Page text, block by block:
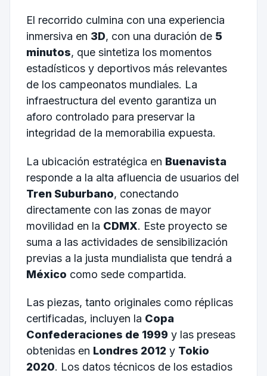
El recorrido culmina con una experiencia
inmersiva en 3D, con una duración de 5
minutos, que sintetiza los momentos
estadísticos y deportivos más relevantes
de los campeonatos mundiales. La
infraestructura del evento garantiza un
aforo controlado para preservar la
integridad de la memorabilia expuesta.
La ubicación estratégica en Buenavista
responde a la alta afluencia de usuarios del
Tren Suburbano, conectando
directamente con las zonas de mayor
movilidad en la CDMX. Este proyecto se
suma a las actividades de sensibilización
previas a la justa mundialista que tendrá a
México como sede compartida.
Las piezas, tanto originales como réplicas
certificadas, incluyen la Copa
Confederaciones de 1999y las preseas
obtenidas en Londres 2012y Tokio
2020. Los datos técnicos de los estadios